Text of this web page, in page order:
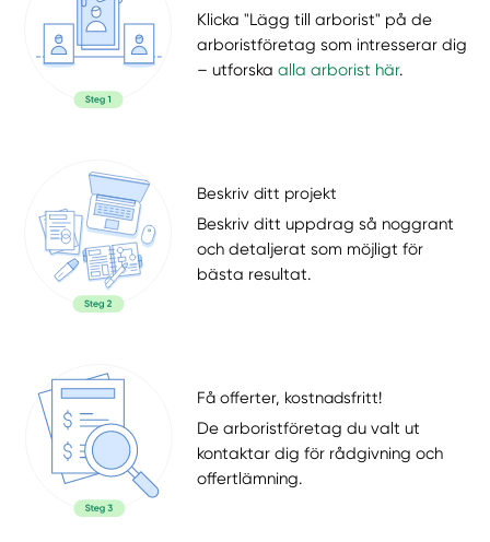
Klicka "Lägg till arborist" på de
arboristföretag som intresserar dig
– utforskaalla arborist här.
Beskriv ditt projekt
Beskriv ditt uppdrag så noggrant
och detaljerat som möjligt för
bästa resultat.
Få offerter, kostnadsfritt!
De arboristföretag du valt ut
kontaktar dig för rådgivning och
offertlämning.